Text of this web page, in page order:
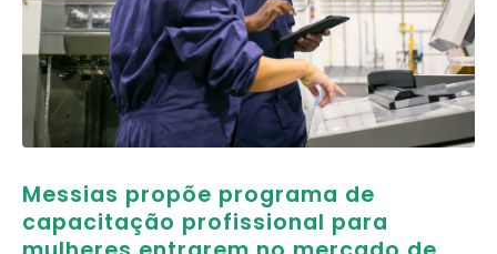
Messias propõe programa de
capacitação profissional para